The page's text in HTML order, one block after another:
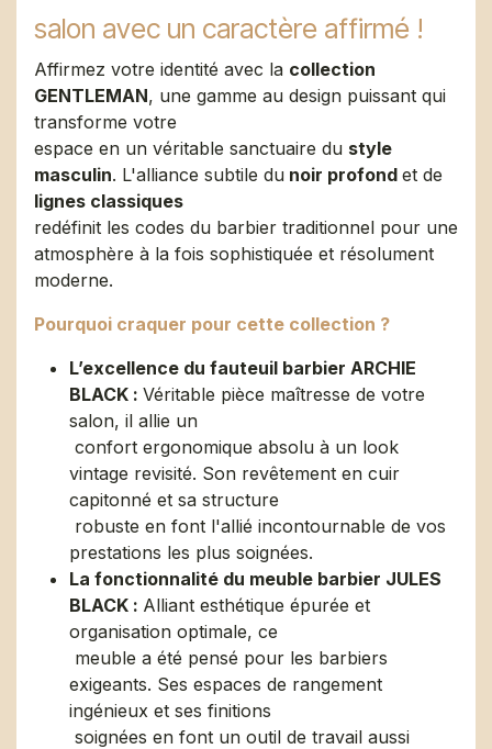
salon avec un caractère affirmé !
Affirmez votre identité avec la collection
GENTLEMAN, une gamme au design puissant qui
transforme votre
espace en un véritable sanctuaire du style
masculin. L'alliance subtile du noir profond et de
lignes classiques
redéfinit les codes du barbier traditionnel pour une
atmosphère à la fois sophistiquée et résolument
moderne.
Pourquoi craquer pour cette collection ?
L’excellence du fauteuil barbier ARCHIE
BLACK : Véritable pièce maîtresse de votre
salon, il allie un
confort ergonomique absolu à un look
vintage revisité. Son revêtement en cuir
capitonné et sa structure
robuste en font l'allié incontournable de vos
prestations les plus soignées. ​
La fonctionnalité du meuble barbier JULES
BLACK : Alliant esthétique épurée et
organisation optimale, ce
meuble a été pensé pour les barbiers
exigeants. Ses espaces de rangement
ingénieux et ses finitions
soignées en font un outil de travail aussi